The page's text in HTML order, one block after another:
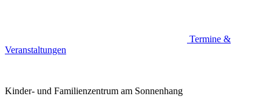
Termine &
Veranstaltungen
Kinder- und Familienzentrum am Sonnenhang